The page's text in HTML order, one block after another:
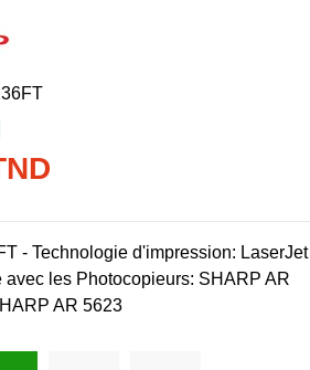
- Technologie d'impression: LaserJet
les Photocopieurs: SHARP AR
AR 5623